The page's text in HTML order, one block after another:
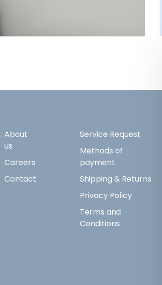
About
us
Careers
Contact
Service Request
Methods of
payment
Shipping & Returns
Privacy Policy
Terms and
Conditions